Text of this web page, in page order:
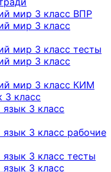
мир 3 класс ВПР
мир 3 класс
мир 3 класс тесты
мир 3 класс
мир 3 класс КИМ
3 класс
язык 3 класс
язык 3 класс рабочие
язык 3 класс тесты
язык 3 класс